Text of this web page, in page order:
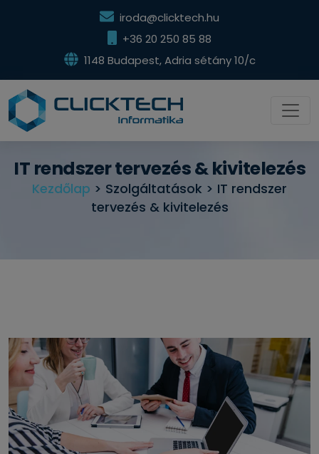
iroda@clicktech.hu
+36 20 250 85 88
1148 Budapest, Adria sétány 10/c
IT rendszer tervezés & kivitelezés
Kezdőlap > Szolgáltatások > IT rendszer
tervezés & kivitelezés